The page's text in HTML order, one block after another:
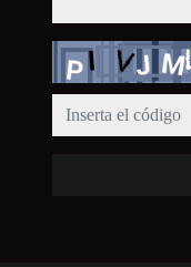
Captcha